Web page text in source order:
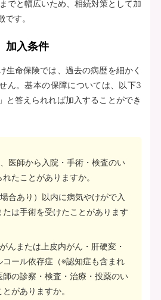
でと幅広いため、相続対策として加
す。
加入条件
生命保険では、過去の病歴を細かく
ん。基本の保障については、以下3
と答えられれば加入することができ
医師から入院・手術・検査のい
たことがありますか。
合あり）以内に病気やけがで入
は手術を受けたことがあります
んまたは上皮内がん・肝硬変・
ール依存症（※認知症も含まれ
師の診察・検査・治療・投薬のい
がありますか。